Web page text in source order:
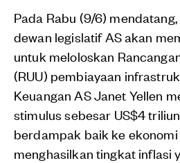
Pada Rabu (9/6)
dewan legislatif AS akan
untuk meloloskan
(RUU) pembiayaan
Keuangan AS Janet Yellen
stimulus sebesar US$4
berdampak baik ke
menghasilkan tingkat inflasi